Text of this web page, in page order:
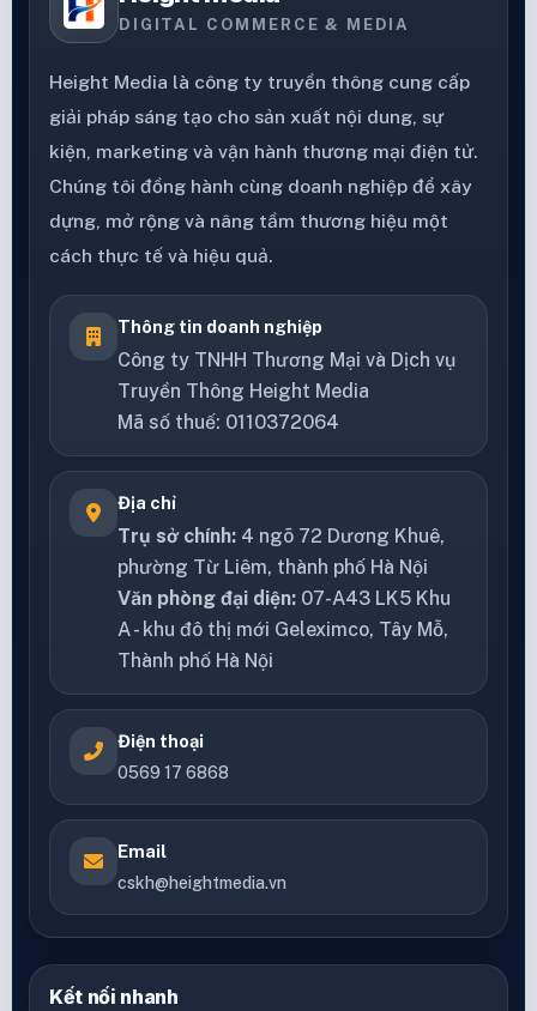
DIGITAL COMMERCE & MEDIA
Height Media là công ty truyền thông cung cấp
giải pháp sáng tạo cho sản xuất nội dung, sự
kiện, marketing và vận hành thương mại điện tử.
Chúng tôi đồng hành cùng doanh nghiệp để xây
dựng, mở rộng và nâng tầm thương hiệu một
cách thực tế và hiệu quả.
Thông tin doanh nghiệp
Công ty TNHH Thương Mại và Dịch vụ
Truyền Thông Height Media
Mã số thuế: 0110372064
Địa chỉ
Trụ sở chính: 4 ngõ 72 Dương Khuê,
phường Từ Liêm, thành phố Hà Nội
Văn phòng đại diện: 07-A43 LK5 Khu
A - khu đô thị mới Geleximco, Tây Mỗ,
Thành phố Hà Nội
Điện thoại
0569 17 6868
Email
cskh@heightmedia.vn
Kết nối nhanh